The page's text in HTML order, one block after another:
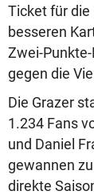
Ticket für die
besseren
Zwei-
gegen die
Die Grazer
1.234 Fans
und Daniel
gewannen
direkte